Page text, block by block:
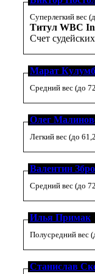
Суперлегкий вес
Титул WBC
Счет
Марат
Средний вес (до
Олег
Легкий вес (до
Валентин
Средний вес (до
Илья Примак
Полусредний вес
Станислав